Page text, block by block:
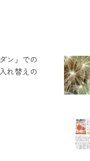
ン」での
れ替えの